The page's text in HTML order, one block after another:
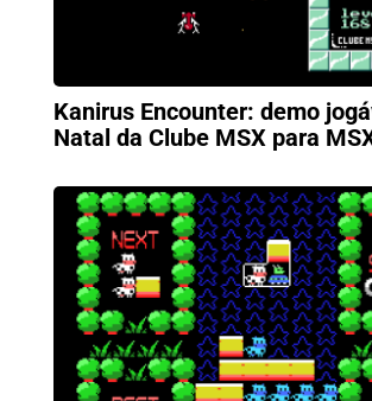
Kanirus Encounter: demo
Natal da Clube MSX para